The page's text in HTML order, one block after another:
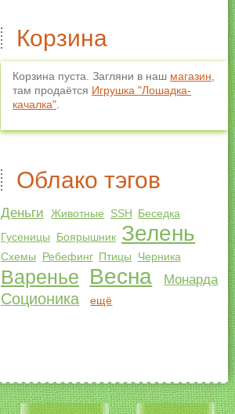
Корзина
Корзина пуста. Загляни в наш магазин,
там продаётся Игрушка "Лошадка-
качалка".
Облако тэгов
Деньги Животные SSH Беседка
Гусеницы
Боярышник Зелень
Схемы Ребефинг Птицы Черника
Варенье Весна Монарда
Соционика ещё